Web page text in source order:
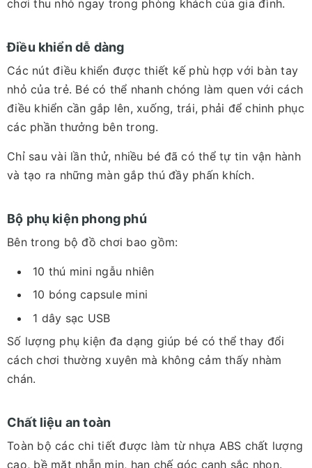
chơi thu nhỏ ngay trong phòng khách của gia đình.
Điều khiển dễ dàng
Các nút điều khiển được thiết kế phù hợp với bàn tay
nhỏ của trẻ. Bé có thể nhanh chóng làm quen với cách
điều khiển cần gắp lên, xuống, trái, phải để chinh phục
các phần thưởng bên trong.
Chỉ sau vài lần thử, nhiều bé đã có thể tự tin vận hành
và tạo ra những màn gắp thú đầy phấn khích.
Bộ phụ kiện phong phú
Bên trong bộ đồ chơi bao gồm:
10 thú mini ngẫu nhiên
10 bóng capsule mini
1 dây sạc USB
Số lượng phụ kiện đa dạng giúp bé có thể thay đổi
cách chơi thường xuyên mà không cảm thấy nhàm
chán.
Chất liệu an toàn
Toàn bộ các chi tiết được làm từ nhựa ABS chất lượng
cao, bề mặt nhẵn mịn, hạn chế góc cạnh sắc nhọn.